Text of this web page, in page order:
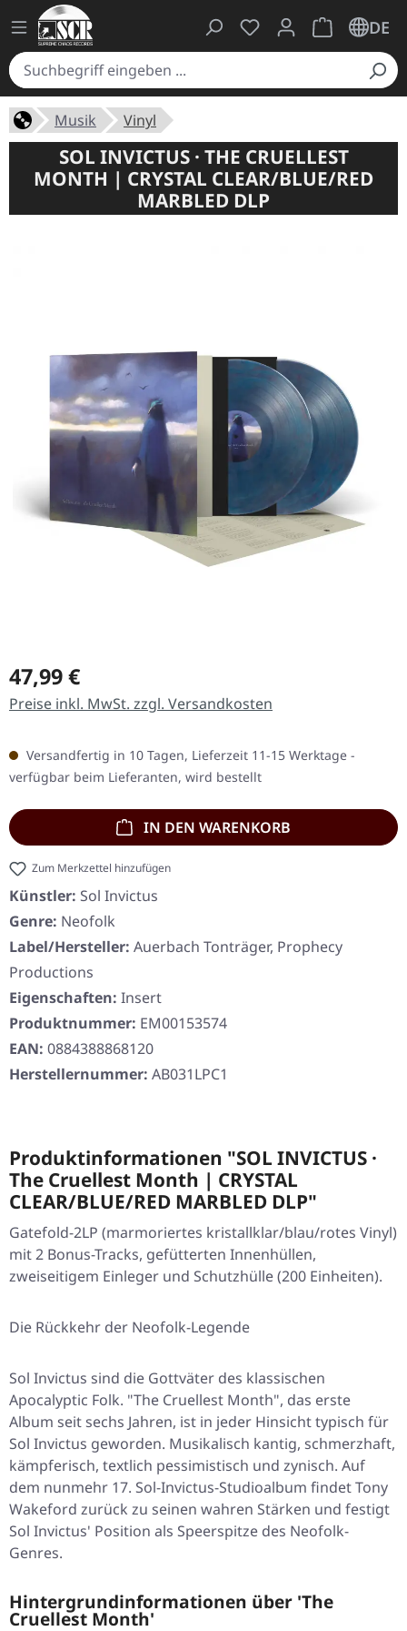
Du hast 0 Produkte
Warenkorb
DE
Musik Vinyl
SOL INVICTUS · THE CRUELLEST
MONTH | CRYSTAL CLEAR/BLUE/RED
MARBLED DLP
Regulärer Preis:
47,99 €
Preise inkl. MwSt. zzgl. Versandkosten
Versandfertig in 10 Tagen, Lieferzeit 11-15 Werktage -
verfügbar beim Lieferanten, wird bestellt
IN DEN WARENKORB
Zum Merkzettel hinzufügen
Künstler: Sol Invictus
Genre: Neofolk
Label/Hersteller: Auerbach Tonträger, Prophecy
Productions
Eigenschaften: Insert
Produktnummer: EM00153574
EAN: 0884388868120
Herstellernummer: AB031LPC1
Produktinformationen "SOL INVICTUS ·
The Cruellest Month | CRYSTAL
CLEAR/BLUE/RED MARBLED DLP"
Gatefold-2LP (marmoriertes kristallklar/blau/rotes Vinyl)
mit 2 Bonus-Tracks, gefütterten Innenhüllen,
zweiseitigem Einleger und Schutzhülle (200 Einheiten).
Die Rückkehr der Neofolk-Legende
Sol Invictus sind die Gottväter des klassischen
Apocalyptic Folk. "The Cruellest Month", das erste
Album seit sechs Jahren, ist in jeder Hinsicht typisch für
Sol Invictus geworden. Musikalisch kantig, schmerzhaft,
kämpferisch, textlich pessimistisch und zynisch. Auf
dem nunmehr 17. Sol-Invictus-Studioalbum findet Tony
Wakeford zurück zu seinen wahren Stärken und festigt
Sol Invictus' Position als Speerspitze des Neofolk-
Genres.
Hintergrundinformationen über 'The
Cruellest Month'